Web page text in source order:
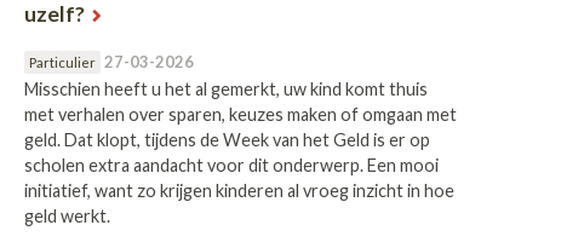
uzelf?
Particulier 27-03-2026
Misschien heeft u het al gemerkt, uw kind komt thuis
met verhalen over sparen, keuzes maken of omgaan met
geld. Dat klopt, tijdens de Week van het Geld is er op
scholen extra aandacht voor dit onderwerp. Een mooi
initiatief, want zo krijgen kinderen al vroeg inzicht in hoe
geld werkt.